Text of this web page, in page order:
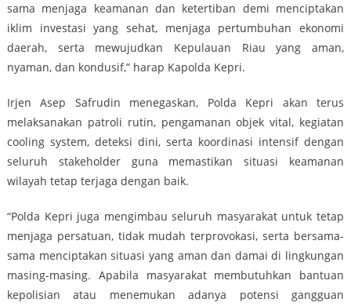
sama menjaga keamanan dan ketertiban demi menciptakan
iklim investasi yang sehat, menjaga pertumbuhan ekonomi
daerah, serta mewujudkan Kepulauan Riau yang aman,
nyaman, dan kondusif,” harap Kapolda Kepri.
Irjen Asep Safrudin menegaskan, Polda Kepri akan terus
melaksanakan patroli rutin, pengamanan objek vital, kegiatan
cooling system, deteksi dini, serta koordinasi intensif dengan
seluruh stakeholder guna memastikan situasi keamanan
wilayah tetap terjaga dengan baik.
“Polda Kepri juga mengimbau seluruh masyarakat untuk tetap
menjaga persatuan, tidak mudah terprovokasi, serta bersama-
sama menciptakan situasi yang aman dan damai di lingkungan
masing-masing. Apabila masyarakat membutuhkan bantuan
kepolisian atau menemukan adanya potensi gangguan